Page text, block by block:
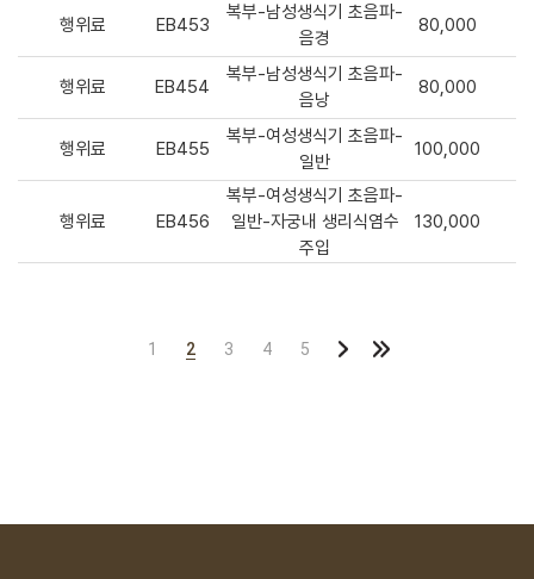
행위료 EB453
복부-남성생식기 초음파-
음경
80,000
행위료 EB454
복부-남성생식기 초음파-
음낭
80,000
행위료 EB455
복부-여성생식기 초음파-
일반
100,000
행위료 EB456
복부-여성생식기 초음파-
일반-자궁내 생리식염수
주입
130,000
1 2 3 4 5